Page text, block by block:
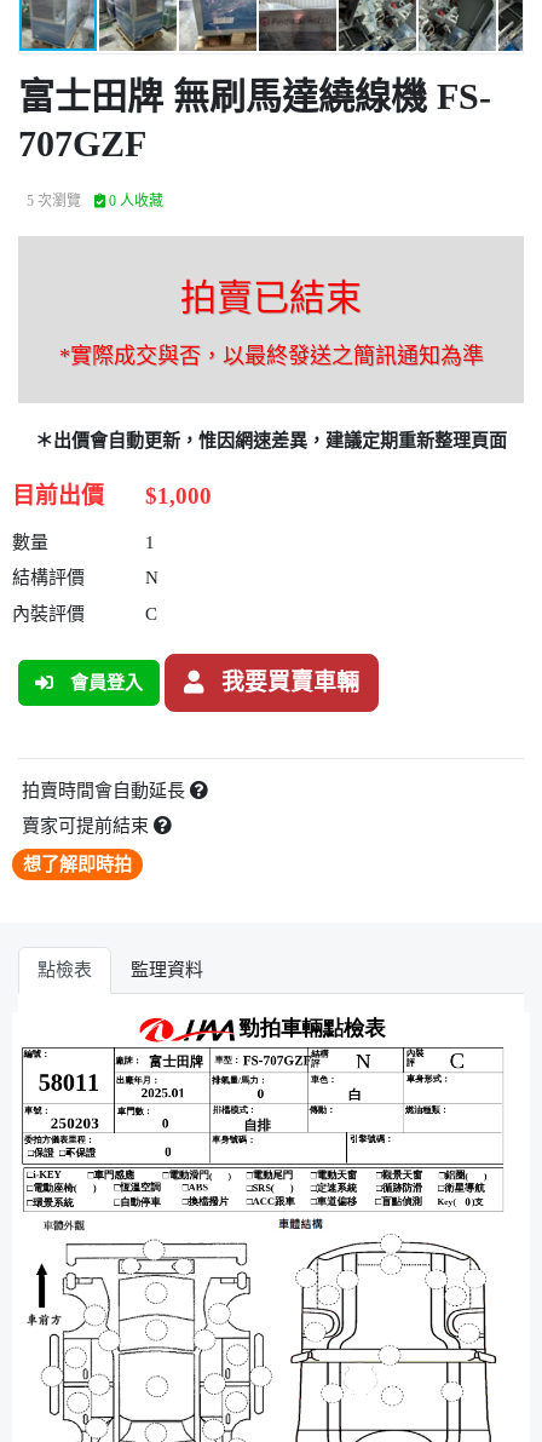
富士田牌 無刷馬達繞線機 FS-
707GZF
5 次瀏覽 0 人收藏
拍賣已結束
*實際成交與否，以最終發送之簡訊通知為準
＊出價會自動更新，惟因網速差異，建議定期重新整理頁面
目前出價 $1,000
數量
1
結構評價
N
內裝評價
C
會員登入 我要買賣車輛
拍賣時間會自動延長
賣家可提前結束
想了解即時拍
點檢表 監理資料